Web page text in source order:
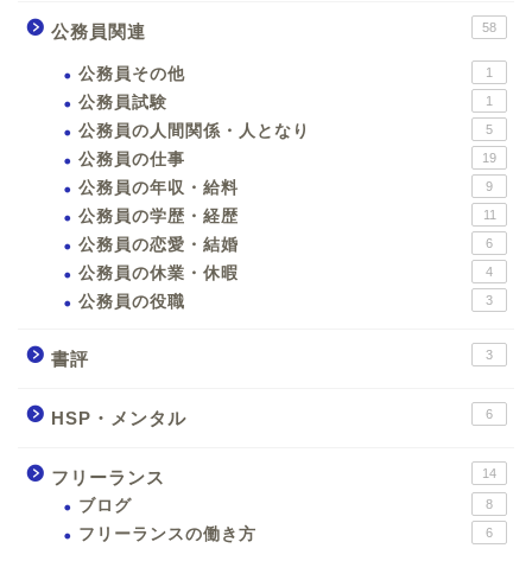
公務員関連 58
公務員その他 1
公務員試験 1
公務員の人間関係・人となり 5
公務員の仕事 19
公務員の年収・給料 9
公務員の学歴・経歴 11
公務員の恋愛・結婚 6
公務員の休業・休暇 4
公務員の役職 3
書評 3
HSP・メンタル 6
フリーランス 14
ブログ 8
フリーランスの働き方 6